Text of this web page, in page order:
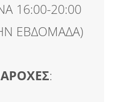
16:00-20:00
ΕΒΔΟΜΑΔΑ)
: